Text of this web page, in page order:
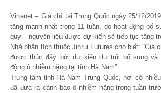
Vinanet – Giá chì tại Trung Quốc ngày 25/12/
tăng mạnh nhất trong 11 tuần, do hoạt động bổ
quy – nguyên liệu được dự kiến sẽ tiếp tục tăng
Nhà phân tích thuộc Jinrui Futures cho biết: “Giá
được thúc đẩy bởi dự kiến dự trữ bổ sung và
động ô nhiễm nặng tại tỉnh Hà Nam”.
Trung tâm tỉnh Hà Nam Trung Quốc, nơi có
đã đưa ra cảnh báo ô nhiễm nặng trong tuần